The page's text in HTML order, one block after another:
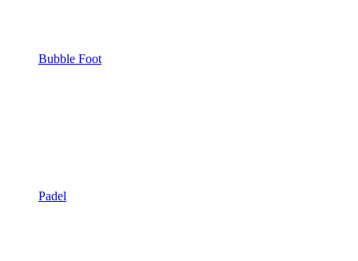
Bubble Foot
Padel